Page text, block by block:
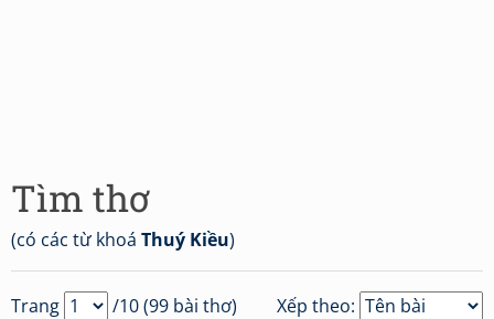
Tìm thơ
(có các từ khoá Thuý Kiều)
Xếp theo:
Trang /10 (99 bài thơ)